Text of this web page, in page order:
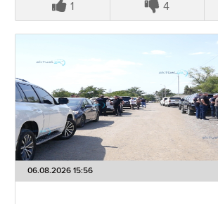
1 4
06.08.2026 15:56